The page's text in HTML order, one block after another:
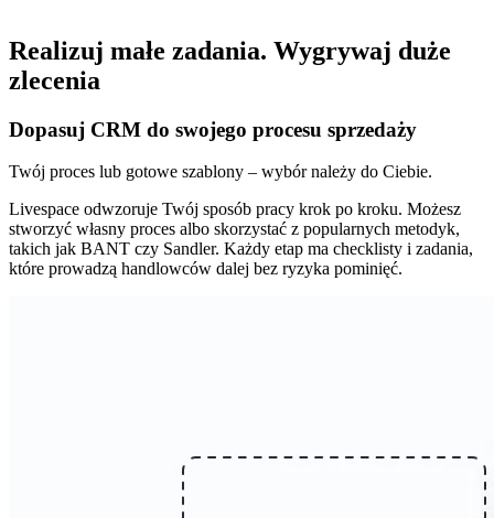
Realizuj małe zadania. Wygrywaj duże
zlecenia
Dopasuj CRM do swojego procesu sprzedaży
Twój proces lub gotowe szablony – wybór należy do Ciebie.
Livespace odwzoruje Twój sposób pracy krok po kroku. Możesz
stworzyć własny proces albo skorzystać z popularnych metodyk,
takich jak BANT czy Sandler. Każdy etap ma checklisty i zadania,
które prowadzą handlowców dalej bez ryzyka pominięć.